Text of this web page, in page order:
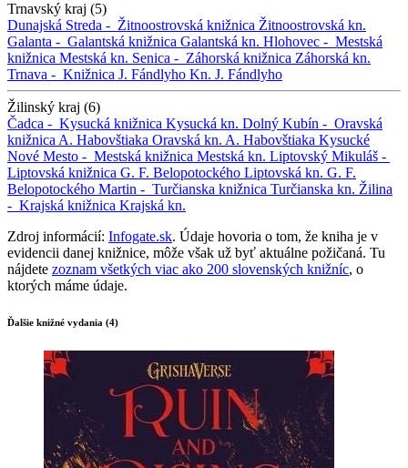
Trnavský kraj (5)
Dunajská Streda - Žitnoostrovská knižnica Žitnoostrovská kn.
Galanta - Galantská knižnica Galantská kn. Hlohovec - Mestská
knižnica Mestská kn. Senica - Záhorská knižnica Záhorská kn.
Trnava - Knižnica J. Fándlyho Kn. J. Fándlyho
Žilinský kraj (6)
Čadca - Kysucká knižnica Kysucká kn. Dolný Kubín - Oravská
knižnica A. Habovštiaka Oravská kn. A. Habovštiaka Kysucké
Nové Mesto - Mestská knižnica Mestská kn. Liptovský Mikuláš -
Liptovská knižnica G. F. Belopotockého Liptovská kn. G. F.
Belopotockého Martin - Turčianska knižnica Turčianska kn. Žilina
- Krajská knižnica Krajská kn.
Zdroj informácií: Infogate.sk. Údaje hovoria o tom, že kniha je v
evidencii danej knižnice, môže však už byť aktuálne požičaná. Tu
nájdete zoznam všetkých viac ako 200 slovenských knižníc, o
ktorých máme údaje.
Ďalšie knižné vydania (4)